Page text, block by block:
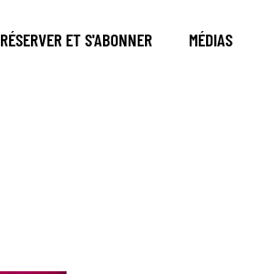
RÉSERVER ET S'ABONNER MÉDIAS